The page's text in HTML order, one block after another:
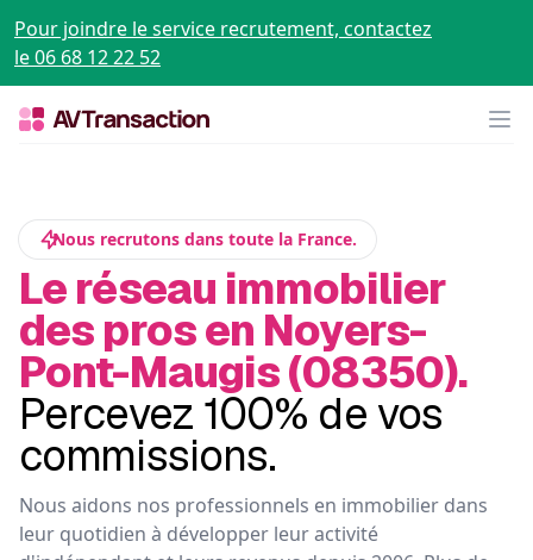
Pour joindre le service recrutement, contactez
le 06 68 12 22 52
Nous recrutons dans toute la France.
Le réseau immobilier
des pros en Noyers-
Pont-Maugis (08350).
Percevez 100% de vos
commissions.
Nous aidons nos professionnels en immobilier dans
leur quotidien à développer leur activité